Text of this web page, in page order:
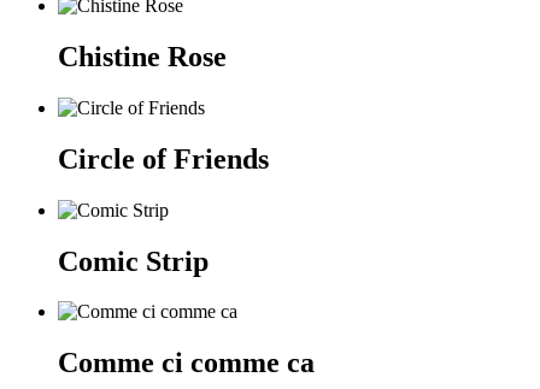
Chistine Rose
Circle of Friends
Comic Strip
Comme ci comme ca